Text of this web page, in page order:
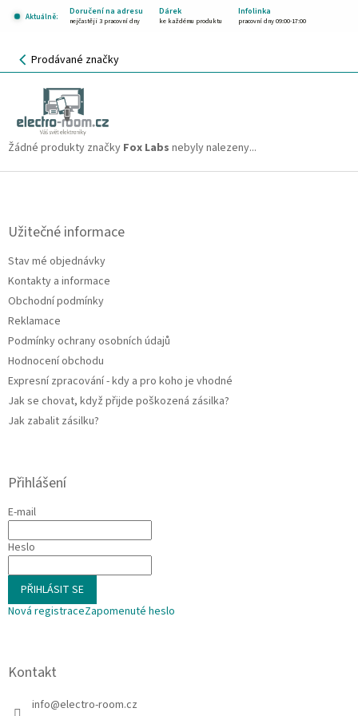
Aktuálně:
Doručení na adresu Dárek Infolinka
nejčastěji 3 pracovní dny ke každému produktu pracovní dny 09:00-17:00
NÁKUPNÍ
KOŠÍK
Prodávané značky
Fox Labs
Žádné produkty značky Fox Labs nebyly nalezeny...
Z
Užitečné informace
Stav mé objednávky
Kontakty a informace
Obchodní podmínky
Reklamace
Podmínky ochrany osobních údajů
Hodnocení obchodu
Expresní zpracování - kdy a pro koho je vhodné
Jak se chovat, když přijde poškozená zásilka?
Jak zabalit zásilku?
Přihlášení
E-mail
Heslo
PŘIHLÁSIT SE
Nová registraceZapomenuté heslo
Kontakt
info@electro-room.cz